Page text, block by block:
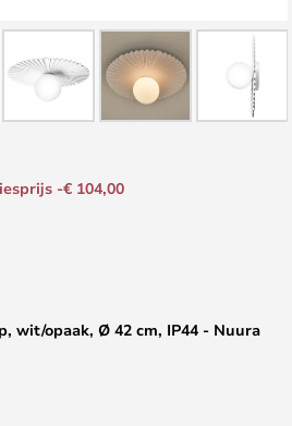
wit/opaak, Ø 42 cm, IP44 - Nuura
-€ 104,00